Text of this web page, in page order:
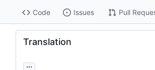
Code Issues Pull
Translation
...